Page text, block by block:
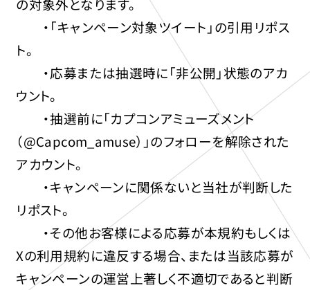
・「キャンペーン対象ツイート」の引用リポス
ト。
・応募または抽選時に「非公開」状態のアカ
ウント。
・抽選前に「カプコンアミューズメント
（@Capcom_amuse）」のフォローを解除された
アカウント。
・キャンペーンに関係ないと当社が判断した
リポスト。
・その他お客様による応募が本規約もしくは
Xの利用規約に違反する場合、または当該応募が
キャンペーンの運営上著しく不適切であると判断